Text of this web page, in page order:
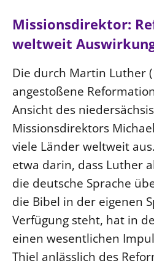
Missionsdirektor:
weltweit
Die durch Martin Luther
angestoßene
Ansicht des
Missionsdirektors
viele Länder weltweit
etwa darin, dass Luther
die deutsche Sprache
die Bibel in der eigenen
Verfügung steht, hat in
einen wesentlichen
Thiel anlässlich des
Kirche und Finanzen
Personalausschuss
LANDESKIRCHENAMT
Willkommen
Kollegium
Abteilungen des
Rechnungsprüfungsamt
Fachstelle Sexualisierte
Beschwerdestellen
Kirchenämter
Gleichstellung
Datenschutz
Evangelische Kirche
Lutherische Kirche
Positionen
Ökumene
Religionen
Gegen Gewalt
KLIMASCHUTZ
Nachhaltigkeit
Erneuerbare Energien
Mobilität
Naturschutz
Gebäude
Impressum
Datenschutz
Barrierefreiheit
Presse
Freie Stellen
Service für Gemeinden
Suche